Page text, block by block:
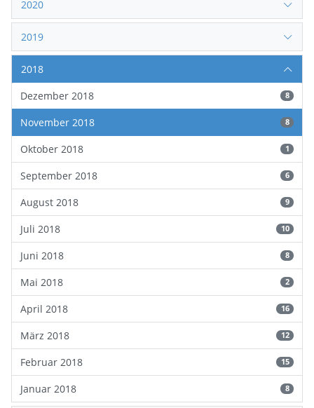
2020
2019
2018
Dezember 2018
8
November 2018 8
Oktober 2018 1
September 2018 6
August 2018 9
Juli 2018 10
Juni 2018 8
Mai 2018 2
April 2018 16
März 2018 12
Februar 2018 15
Januar 2018 8